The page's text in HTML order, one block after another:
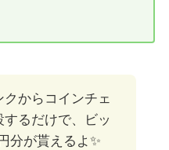
からコインチェ
するだけで、ビッ
分が貰えるよ✨